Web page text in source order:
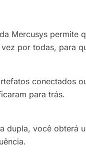
Mercusys permite
por todas, para
conectados
para trás.
dupla, você obterá